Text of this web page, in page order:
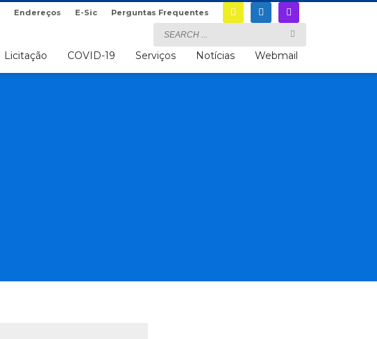
Endereços E-Sic Perguntas Frequentes
Licitação COVID-19 Serviços Notícias Webmail